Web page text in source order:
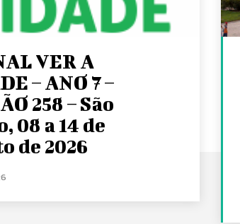
VER A
– ANO 7 –
258 – São
08 a 14 de
de 2026